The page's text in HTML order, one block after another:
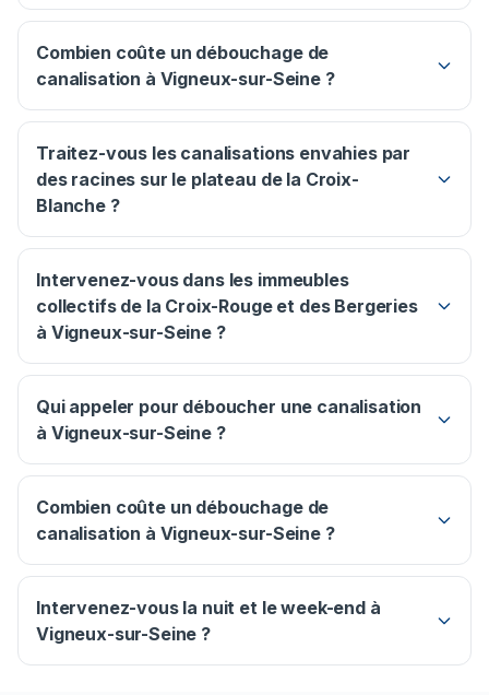
Combien coûte un débouchage de
canalisation à Vigneux-sur-Seine ?
Traitez-vous les canalisations envahies par
des racines sur le plateau de la Croix-
Blanche ?
Intervenez-vous dans les immeubles
collectifs de la Croix-Rouge et des Bergeries
à Vigneux-sur-Seine ?
Qui appeler pour déboucher une canalisation
à Vigneux-sur-Seine ?
Combien coûte un débouchage de
canalisation à Vigneux-sur-Seine ?
Intervenez-vous la nuit et le week-end à
Vigneux-sur-Seine ?